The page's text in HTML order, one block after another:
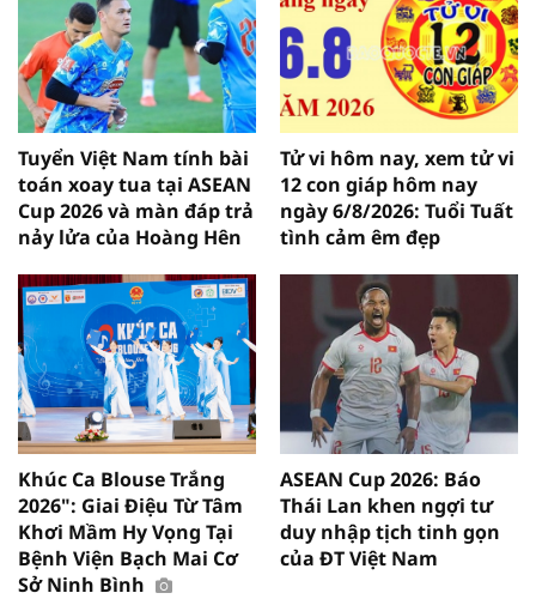
Tuyển Việt Nam tính bài
toán xoay tua tại ASEAN
Cup 2026 và màn đáp trả
nảy lửa của Hoàng Hên
Tử vi hôm nay, xem tử vi
12 con giáp hôm nay
ngày 6/8/2026: Tuổi Tuất
tình cảm êm đẹp
Khúc Ca Blouse Trắng
2026": Giai Điệu Từ Tâm
Khơi Mầm Hy Vọng Tại
Bệnh Viện Bạch Mai Cơ
Sở Ninh Bình
ASEAN Cup 2026: Báo
Thái Lan khen ngợi tư
duy nhập tịch tinh gọn
của ĐT Việt Nam